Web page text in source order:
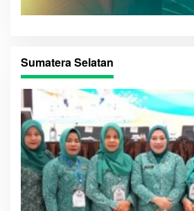
Sumatera Selatan